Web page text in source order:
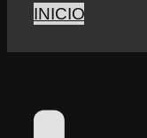
INICIO